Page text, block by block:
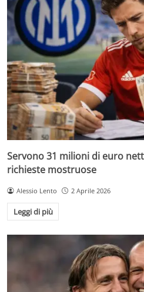
Servono 31 milioni di euro
richieste mostruose
Alessio Lento 2 Aprile 2026
Leggi di più